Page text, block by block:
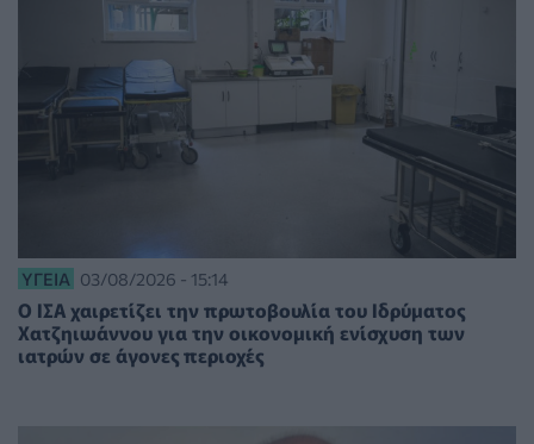
ΥΓΕΊΑ 03/08/2026 - 15:14
Ο ΙΣΑ χαιρετίζει την πρωτοβουλία του Ιδρύματος
Χατζηιωάννου για την οικονομική ενίσχυση των
ιατρών σε άγονες περιοχές